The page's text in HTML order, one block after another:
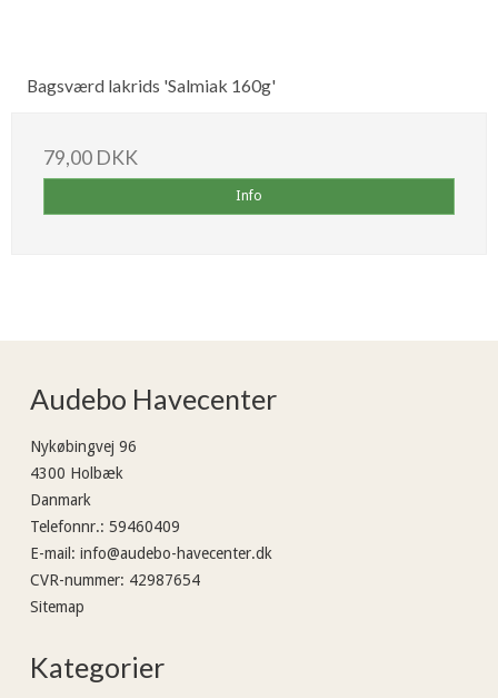
Bagsværd lakrids 'Salmiak 160g'
79,00 DKK
Info
Audebo Havecenter
Nykøbingvej 96
4300 Holbæk
Danmark
Telefonnr.: 59460409
E-mail : info@audebo-havecenter.dk
CVR-nummer: 42987654
Sitemap
Kategorier